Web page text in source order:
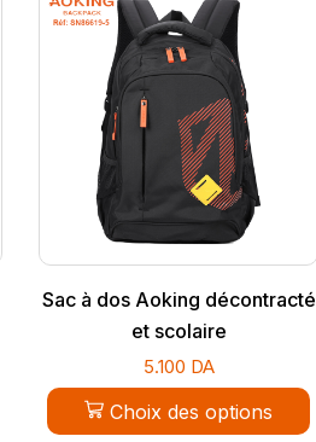
Sac à dos Aoking décontracté
et scolaire
5.100 DA
Choix des options